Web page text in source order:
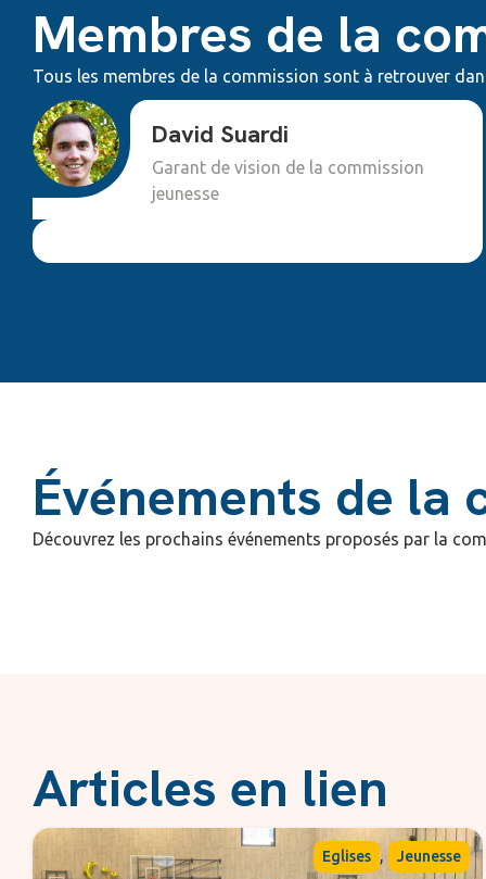
Membres de la
Tous les membres de la commission sont à retrouver
David Suardi
Garant de vision de la commission
jeunesse
Événements de la
Découvrez les prochains événements proposés par la
Articles en lien
Eglises , Jeunesse